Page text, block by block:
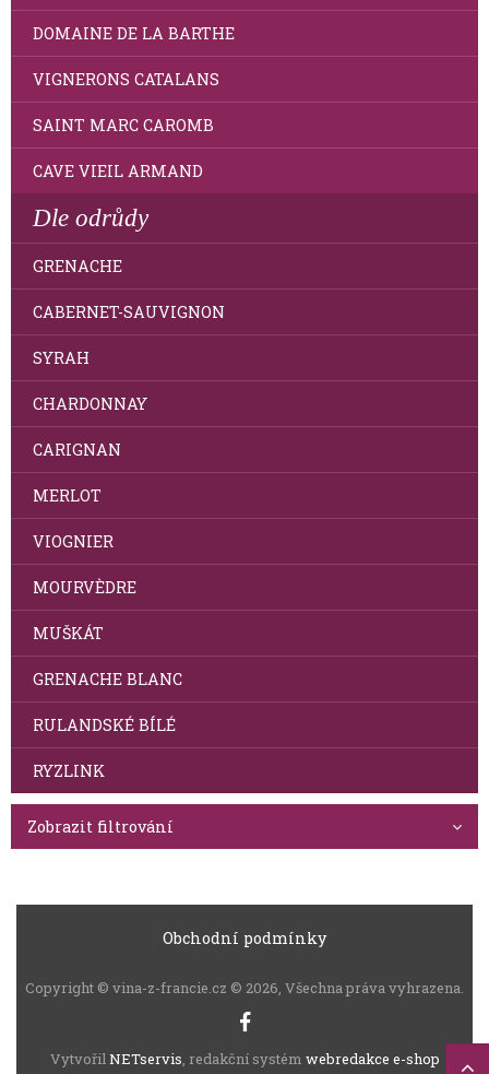
DOMAINE DE LA BARTHE
VIGNERONS CATALANS
SAINT MARC CAROMB
CAVE VIEIL ARMAND
Dle odrůdy
GRENACHE
CABERNET-SAUVIGNON
SYRAH
CHARDONNAY
CARIGNAN
MERLOT
VIOGNIER
MOURVÈDRE
MUŠKÁT
GRENACHE BLANC
RULANDSKÉ BÍLÉ
RYZLINK
Zobrazit filtrování
Obchodní podmínky
Copyright © vina-z-francie.cz © 2026, Všechna práva vyhrazena.
VytvořilNETservis, redakční systém webredakce e-shop